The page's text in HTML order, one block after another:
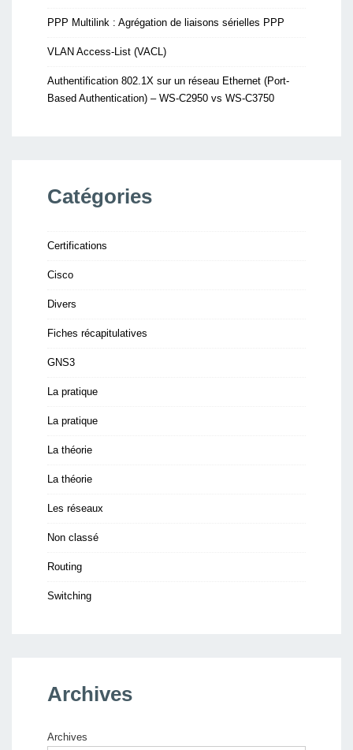
PPP Multilink : Agrégation de liaisons sérielles PPP
VLAN Access-List (VACL)
Authentification 802.1X sur un réseau Ethernet (Port-
Based Authentication) – WS-C2950 vs WS-C3750
Catégories
Certifications
Cisco
Divers
Fiches récapitulatives
GNS3
La pratique
La pratique
La théorie
La théorie
Les réseaux
Non classé
Routing
Switching
Archives
Archives